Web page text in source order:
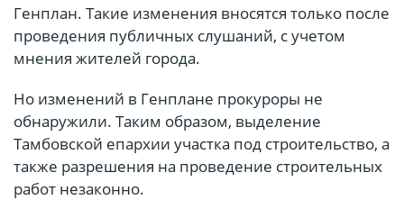
Генплан. Такие изменения вносятся только после
проведения публичных слушаний, с учетом
мнения жителей города.
Но изменений в Генплане прокуроры не
обнаружили. Таким образом, выделение
Тамбовской епархии участка под строительство, а
также разрешения на проведение строительных
работ незаконно.